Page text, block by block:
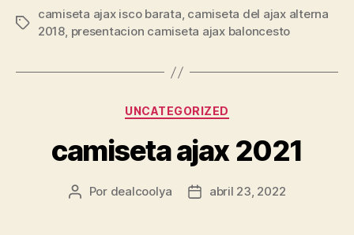
Etiquetas
camiseta ajax isco barata, camiseta del ajax alterna
2018, presentacion camiseta ajax baloncesto
Categorías
UNCATEGORIZED
camiseta ajax 2021
Autor
Por dealcoolya
Fechaabril 23, 2022